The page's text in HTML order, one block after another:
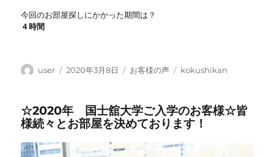
今回のお部屋探しにかかった期間は？
４時間
投
user
投
2020年3月8日
カ
リ
ー
お客様の声
タ
kokushikan
☆2020年 国士舘大学ご入学のお客様☆皆
様続々とお部屋を決めております！